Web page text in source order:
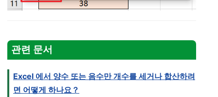
관련 문서
Excel 에서 양수 또는 음수만 개수를 세거나 합산하려
면 어떻게 하나요？